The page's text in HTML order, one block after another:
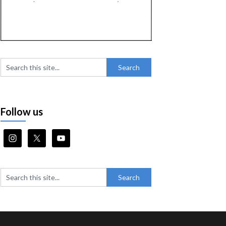
Follow us